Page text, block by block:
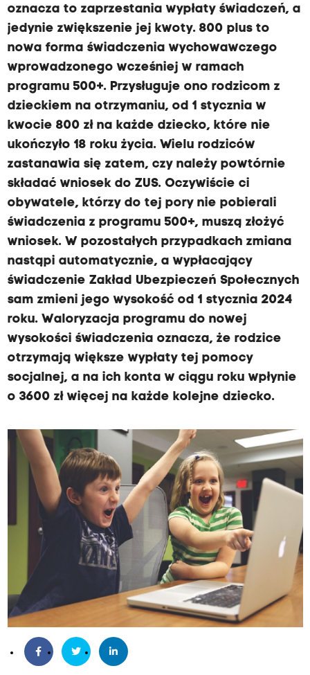
oznacza to zaprzestania wypłaty świadczeń, a
jedynie zwiększenie jej kwoty. 800 plus to
nowa forma świadczenia wychowawczego
wprowadzonego wcześniej w ramach
programu 500+. Przysługuje ono rodzicom z
dzieckiem na otrzymaniu, od 1 stycznia w
kwocie 800 zł na każde dziecko, które nie
ukończyło 18 roku życia. Wielu rodziców
zastanawia się zatem, czy należy powtórnie
składać wniosek do ZUS. Oczywiście ci
obywatele, którzy do tej pory nie pobierali
świadczenia z programu 500+, muszą złożyć
wniosek. W pozostałych przypadkach zmiana
nastąpi automatycznie, a wypłacający
świadczenie Zakład Ubezpieczeń Społecznych
sam zmieni jego wysokość od 1 stycznia 2024
roku. Waloryzacja programu do nowej
wysokości świadczenia oznacza, że rodzice
otrzymają większe wypłaty tej pomocy
socjalnej, a na ich konta w ciągu roku wpłynie
o 3600 zł więcej na każde kolejne dziecko.